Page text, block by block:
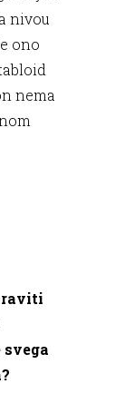
nivou
ono
nema